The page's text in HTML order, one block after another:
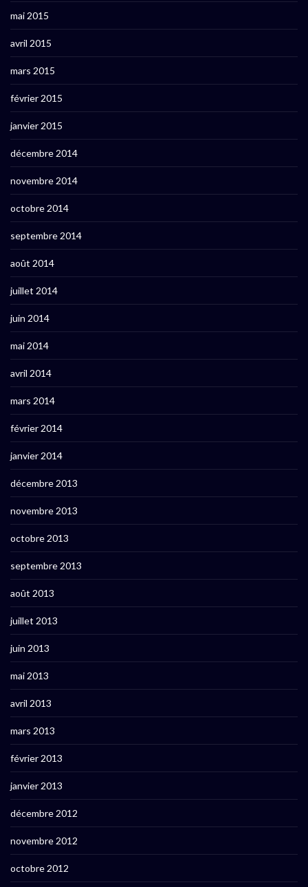
mai 2015
avril 2015
mars 2015
février 2015
janvier 2015
décembre 2014
novembre 2014
octobre 2014
septembre 2014
août 2014
juillet 2014
juin 2014
mai 2014
avril 2014
mars 2014
février 2014
janvier 2014
décembre 2013
novembre 2013
octobre 2013
septembre 2013
août 2013
juillet 2013
juin 2013
mai 2013
avril 2013
mars 2013
février 2013
janvier 2013
décembre 2012
novembre 2012
octobre 2012